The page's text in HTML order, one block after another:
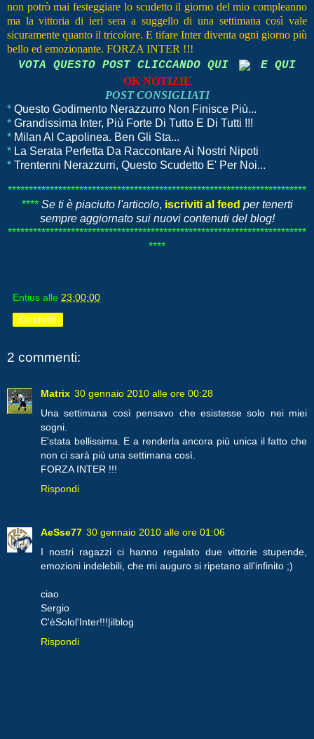
non potrò mai festeggiare lo scudetto il giorno del mio compleanno
ma la vittoria di ieri sera a suggello di una settimana così vale
sicuramente quanto il tricolore. E tifare Inter diventa ogni giorno più
bello ed emozionante. FORZA INTER !!!
VOTA QUESTO POST CLICCANDO QUI E QUI
OK NOTIZIE
POST CONSIGLIATI
* Questo Godimento Nerazzurro Non Finisce Più...
* Grandissima Inter, Più Forte Di Tutto E Di Tutti !!!
* Milan Al Capolinea. Ben Gli Sta...
* La Serata Perfetta Da Raccontare Ai Nostri Nipoti
* Trentenni Nerazzurri, Questo Scudetto E' Per Noi...
***********************************************************************
**** Se ti è piaciuto l'articolo, iscriviti al feed per tenerti
sempre aggiornato sui nuovi contenuti del blog!
***********************************************************************
****
Entius alle 23:00:00
Condividi
2 commenti:
Matrix 30 gennaio 2010 alle ore 00:28
Una settimana così pensavo che esistesse solo nei miei
sogni.
E'stata bellissima. E a renderla ancora più unica il fatto che
non ci sarà più una settimana così.
FORZA INTER !!!
Rispondi
AeSse77 30 gennaio 2010 alle ore 01:06
I nostri ragazzi ci hanno regalato due vittorie stupende,
emozioni indelebili, che mi auguro si ripetano all'infinito ;)
ciao
Sergio
C'èSolol'Inter!!!|ilblog
Rispondi